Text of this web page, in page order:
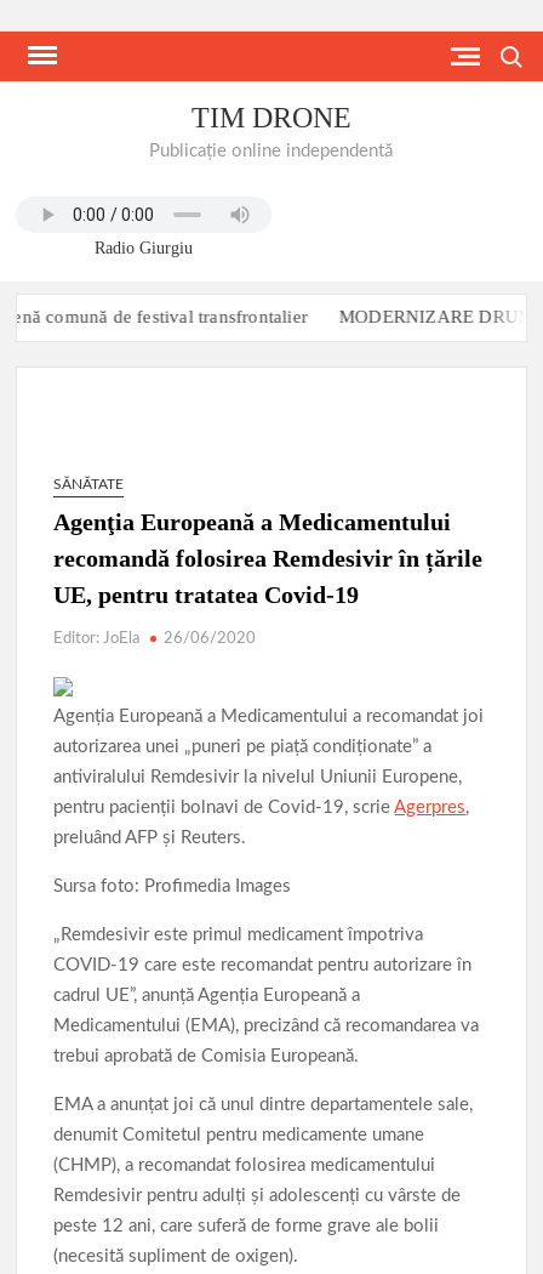
TIM DRONE
Publicație online independentă
Radio Giurgiu
comună de festival transfrontalier MODERNIZARE DRUM
SĂNĂTATE
Agenţia Europeană a Medicamentului
recomandă folosirea Remdesivir în țările
UE, pentru tratatea Covid-19
Editor: JoEla 26/06/2020
Agenţia Europeană a Medicamentului a recomandat joi
autorizarea unei „puneri pe piaţă condiţionate” a
antiviralului Remdesivir la nivelul Uniunii Europene,
pentru pacienţii bolnavi de Covid-19, scrieAgerpres,
preluând AFP şi Reuters.
Sursa foto: Profimedia Images
„Remdesivir este primul medicament împotriva
COVID-19 care este recomandat pentru autorizare în
cadrul UE”, anunță Agenţia Europeană a
Medicamentului (EMA), precizând că recomandarea va
trebui aprobată de Comisia Europeană.
EMA a anunţat joi că unul dintre departamentele sale,
denumit Comitetul pentru medicamente umane
(CHMP), a recomandat folosirea medicamentului
Remdesivir pentru adulţi şi adolescenţi cu vârste de
peste 12 ani, care suferă de forme grave ale bolii
(necesită supliment de oxigen).